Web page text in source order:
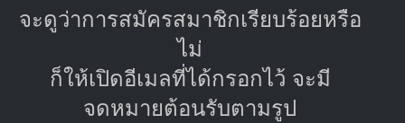
จะดูว่าการสมัครสมาชิกเรียบร้อยหรือ
ไม่
ก็ให้เปิดอีเมลที่ได้กรอกไว้ จะมี
จดหมายต้อนรับตามรูป